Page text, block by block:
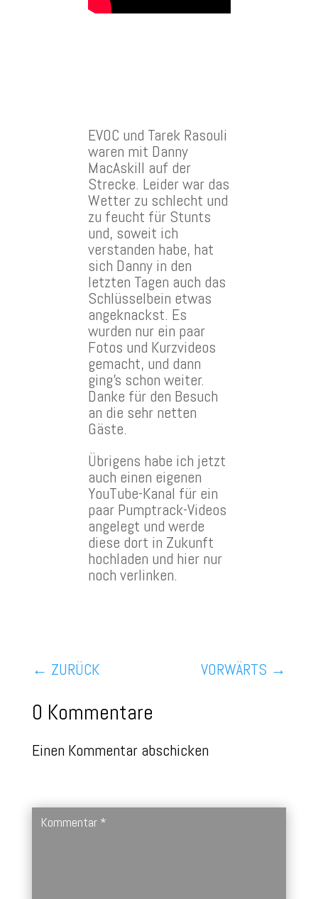
EVOC und Tarek Rasouli
waren mit Danny
MacAskill auf der
Strecke. Leider war das
Wetter zu schlecht und
zu feucht für Stunts
und, soweit ich
verstanden habe, hat
sich Danny in den
letzten Tagen auch das
Schlüsselbein etwas
angeknackst. Es
wurden nur ein paar
Fotos und Kurzvideos
gemacht, und dann
ging’s schon weiter.
Danke für den Besuch
an die sehr netten
Gäste.
Übrigens habe ich jetzt
auch einen eigenen
YouTube-Kanal für ein
paar Pumptrack-Videos
angelegt und werde
diese dort in Zukunft
hochladen und hier nur
noch verlinken.
← ZURÜCK VORWÄRTS →
0 Kommentare
Einen Kommentar abschicken